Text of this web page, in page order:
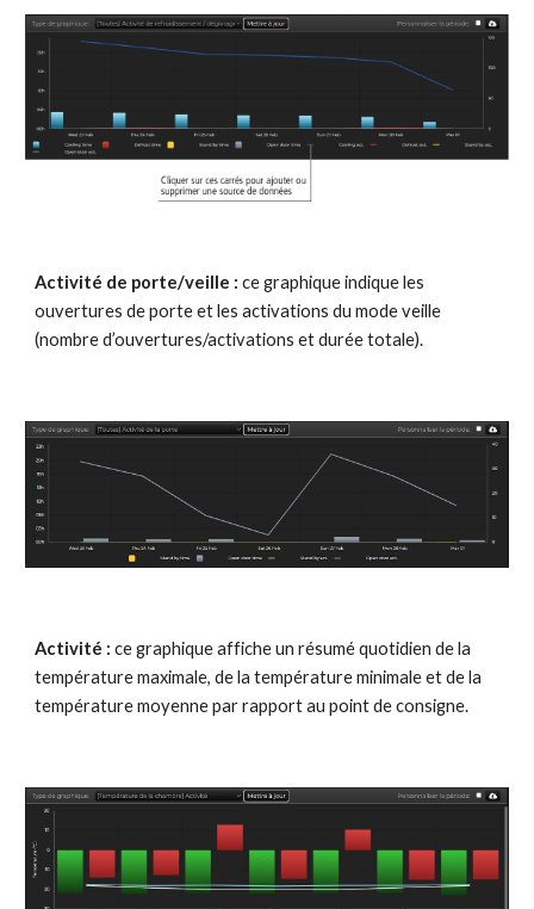
Activité de porte/veille : ce graphique indique les
ouvertures de porte et les activations du mode veille
(nombre d’ouvertures/activations et durée totale).
Activité : ce graphique affiche un résumé quotidien de la
température maximale, de la température minimale et de la
température moyenne par rapport au point de consigne.